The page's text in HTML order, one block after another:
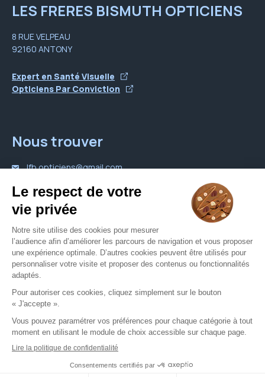
LES FRERES BISMUTH OPTICIENS
8 RUE VELPEAU
92160 ANTONY
Expert en Santé Visuelle
Opticiens Par Conviction
Votre opticien proche de vous
Opticien Massy Opticien Sceaux
Nous trouver
lfb.opticiens@gmail.com
Nous contacter
Mentions légales
CGU
Politique de confidentialité